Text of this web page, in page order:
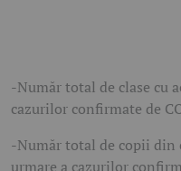
-Număr total de clase cu
cazurilor confirmate de
-Număr total de copii din
urmare a cazurilor